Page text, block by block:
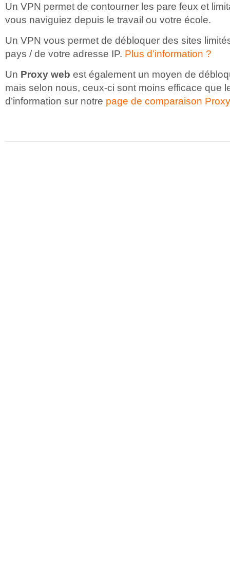
Un VPN permet de contourner les pare feux et
vous naviguiez depuis le travail ou votre école.
Un VPN vous permet de débloquer des sites
pays / de votre adresse IP. Plus d’information ?
Un Proxy web est également un moyen de
mais selon nous, ceux-ci sont moins efficace que
d’information sur notre page de comparaison